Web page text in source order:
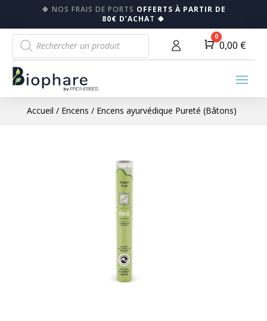
🍀 NOS FRAIS DE PORTS OFFERTS À PARTIR DE
80€ D’ACHAT 🍀
Recherche
de
produits
Panier
0
0,00 €
Accueil / Encens / Encens ayurvédique Pureté (Bâtons)